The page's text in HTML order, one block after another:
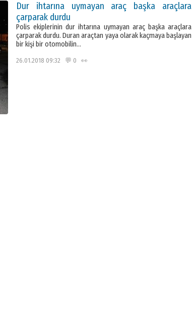
Dur ihtarına uymayan araç başka araçlara
çarparak durdu
Polis ekiplerinin dur ihtarına uymayan araç başka araçlara
çarparak durdu. Duran araçtan yaya olarak kaçmaya başlayan
bir kişi bir otomobilin…
26.01.2018 09:32 💬 0 👀